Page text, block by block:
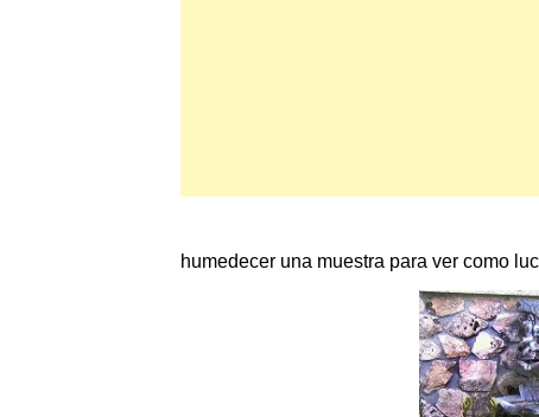
humedecer una muestra para ver como